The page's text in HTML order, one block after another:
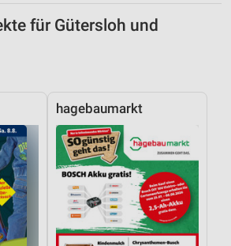
für Gütersloh und
hagebaumarkt